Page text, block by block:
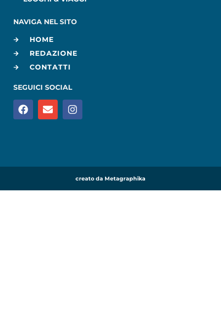
NAVIGA NEL SITO
HOME
REDAZIONE
CONTATTI
SEGUICI SOCIAL
creato da Metagraphika